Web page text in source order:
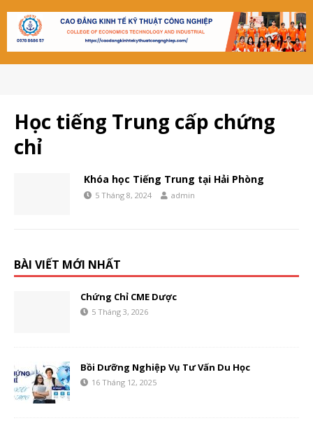
Học tiếng Trung cấp chứng
chỉ
Khóa học Tiếng Trung tại Hải Phòng
5 Tháng 8, 2024 admin
BÀI VIẾT MỚI NHẤT
Chứng Chỉ CME Dược
5 Tháng 3, 2026
Bồi Dưỡng Nghiệp Vụ Tư Vấn Du Học
16 Tháng 12, 2025